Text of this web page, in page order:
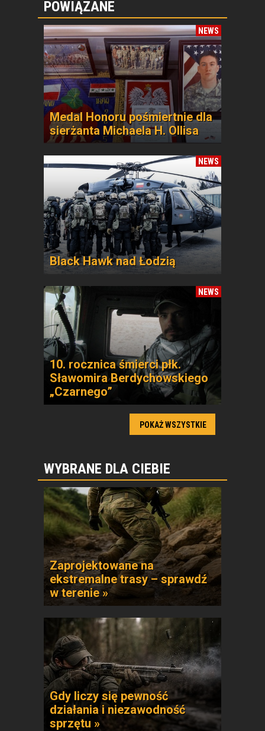
POWIĄZANE
NEWS
Medal Honoru pośmiertnie dla
sierżanta Michaela H. Ollisa
NEWS
Black Hawk nad Łodzią
NEWS
10. rocznica śmierci płk.
Sławomira Berdychowskiego
„Czarnego”
POKAŻ WSZYSTKIE
WYBRANE DLA CIEBIE
Zaprojektowane na
ekstremalne trasy – sprawdź
w terenie »
Gdy liczy się pewność
działania i niezawodność
sprzętu »